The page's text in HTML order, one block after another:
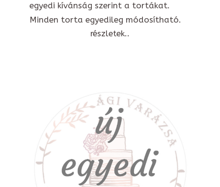
egyedi kívánság szerint a tortákat.
Minden torta egyedileg módosítható.
részletek..